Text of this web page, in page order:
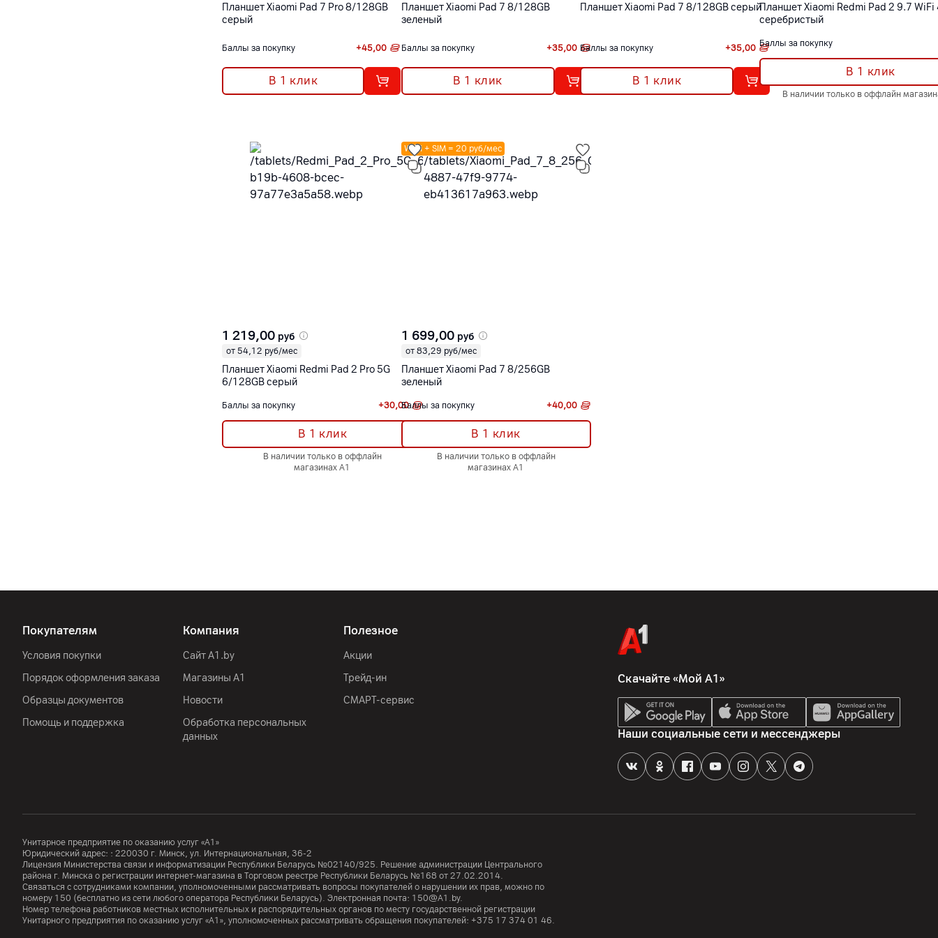
Планшет Xiaomi Pad 7 Pro 8/128GB
серый
Баллы за покупку +45,00
В 1 клик
Планшет Xiaomi Pad 7 8/128GB
зеленый
Баллы за покупку +35,00
В 1 клик
Планшет Xiaomi Pad 7 8/128GB серый
Баллы за покупку +35,00
В 1 клик
Планшет Xiaomi Redmi Pad 2 9.7
серебристый
Баллы за покупку
В 1 клик
В наличии только в оффлайн
1 219,00 руб
от 54,12 руб/мес
Планшет Xiaomi Redmi Pad 2 Pro 5G
6/128GB серый
Баллы за покупку +30,00
В 1 клик
В наличии только в оффлайн
магазинах А1
Wi-fi + SIM = 20 руб/мес
1 699,00 руб
от 83,29 руб/мес
Планшет Xiaomi Pad 7 8/256GB
зеленый
Баллы за покупку +40,00
В 1 клик
В наличии только в оффлайн
магазинах А1
Покупателям
Условия покупки
Порядок оформления заказа
Образцы документов
Помощь и поддержка
Компания
Сайт A1.by
Магазины А1
Новости
Обработка персональных
данных
Полезное
Акции
Трейд-ин
СМАРТ-сервис
Скачайте «Мой А1»
Наши социальные сети и мессенджеры
Унитарное предприятие по оказанию услуг «А1»
Юридический адрес: : 220030 г. Минск, ул. Интернациональная, 36-2
Лицензия Министерства связи и информатизации Республики Беларусь №02140/925. Решение администрации Центрального
района г. Минска о регистрации интернет-магазина в Торговом реестре Республики Беларусь №168 от 27.02.2014.
Связаться с сотрудниками компании, уполномоченными рассматривать вопросы покупателей о нарушении их прав, можно по
номеру 150 (бесплатно из сети любого оператора Республики Беларусь). Электронная почта: 150@A1.by.
Номер телефона работников местных исполнительных и распорядительных органов по месту государственной регистрации
Унитарного предприятия по оказанию услуг «А1», уполномоченных рассматривать обращения покупателей: +375 17 374 01 46.